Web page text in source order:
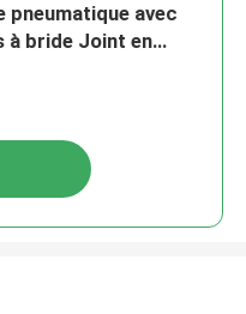
pneumatique avec
à bride Joint en